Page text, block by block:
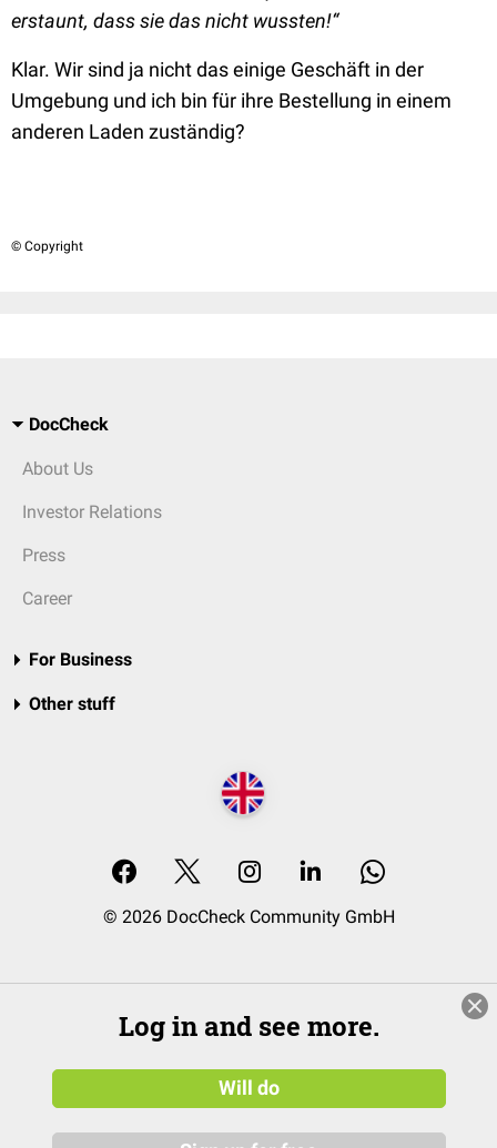
erstaunt, dass sie das nicht wussten!“
Klar. Wir sind ja nicht das einige Geschäft in der
Umgebung und ich bin für ihre Bestellung in einem
anderen Laden zuständig?
© Copyright
DocCheck
About Us
Investor Relations
Press
Career
For Business
Other stuff
© 2026 DocCheck Community GmbH
Log in and see more.
Will do